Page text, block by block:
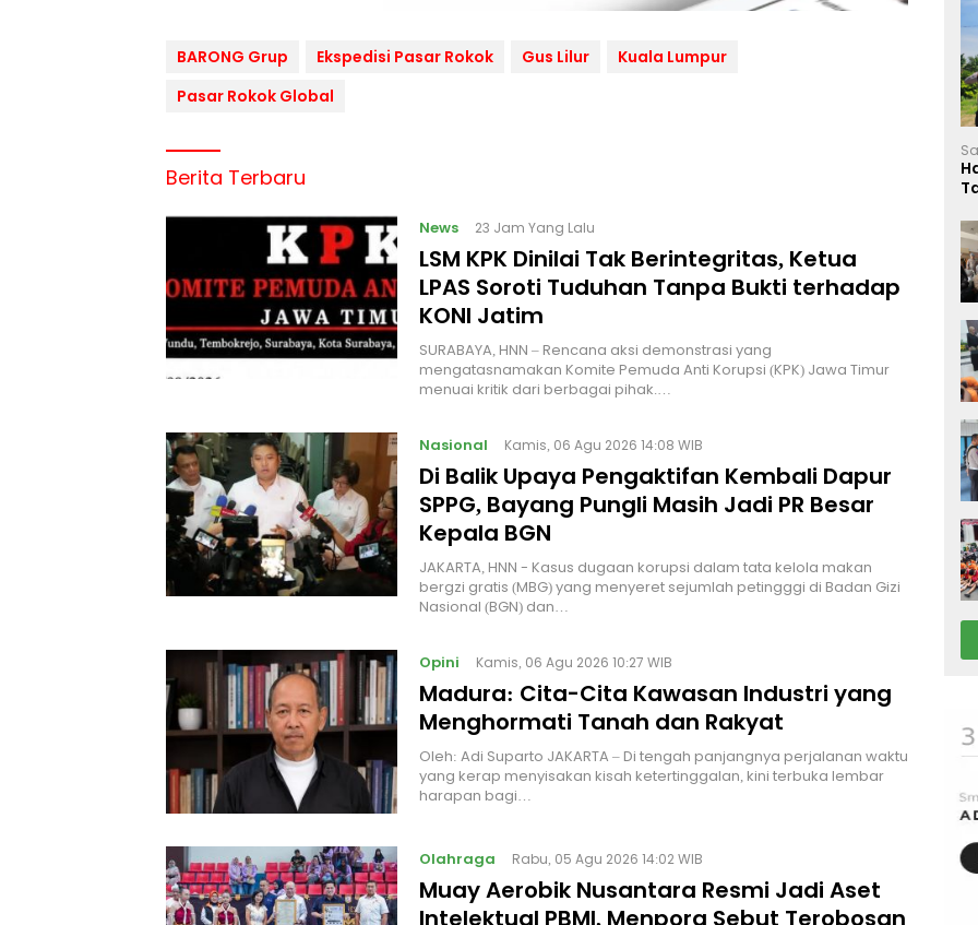
BARONG Grup Ekspedisi Pasar Rokok Gus Lilur
Kuala Lumpur
Pasar Rokok Global
Berita Terbaru
News 23 Jam Yang Lalu
LSM KPK Dinilai Tak Berintegritas, Ketua
LPAS Soroti Tuduhan Tanpa Bukti terhadap
KONI Jatim
SURABAYA, HNN – Rencana aksi demonstrasi yang
mengatasnamakan Komite Pemuda Anti Korupsi (KPK) Jawa Timur
menuai kritik dari berbagai pihak.…
Nasional Kamis, 06 Agu 2026 14:08 WIB
Di Balik Upaya Pengaktifan Kembali Dapur
SPPG, Bayang Pungli Masih Jadi PR Besar
Kepala BGN
JAKARTA, HNN - Kasus dugaan korupsi dalam tata kelola makan
bergzi gratis (MBG) yang menyeret sejumlah petingggi di Badan Gizi
Nasional (BGN) dan…
Opini Kamis, 06 Agu 2026 10:27 WIB
Madura: Cita-Cita Kawasan Industri yang
Menghormati Tanah dan Rakyat
Oleh: Adi Suparto JAKARTA – Di tengah panjangnya perjalanan waktu
yang kerap menyisakan kisah ketertinggalan, kini terbuka lembar
harapan bagi…
Olahraga Rabu, 05 Agu 2026 14:02 WIB
Muay Aerobik Nusantara Resmi Jadi Aset
Intelektual PBMI, Menpora Sebut Terobosan